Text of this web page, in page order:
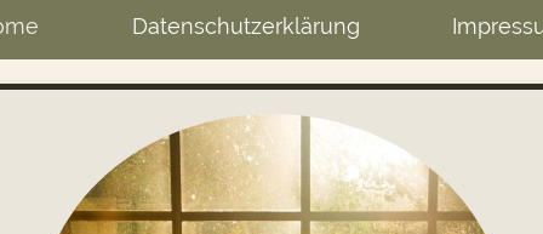
Datenschutzerklärung